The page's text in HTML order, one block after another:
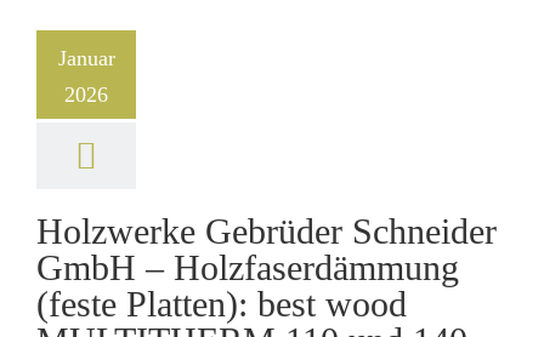
Januar
2026
Holzwerke Gebrüder Schneider
GmbH – Holzfaserdämmung
(feste Platten): best wood